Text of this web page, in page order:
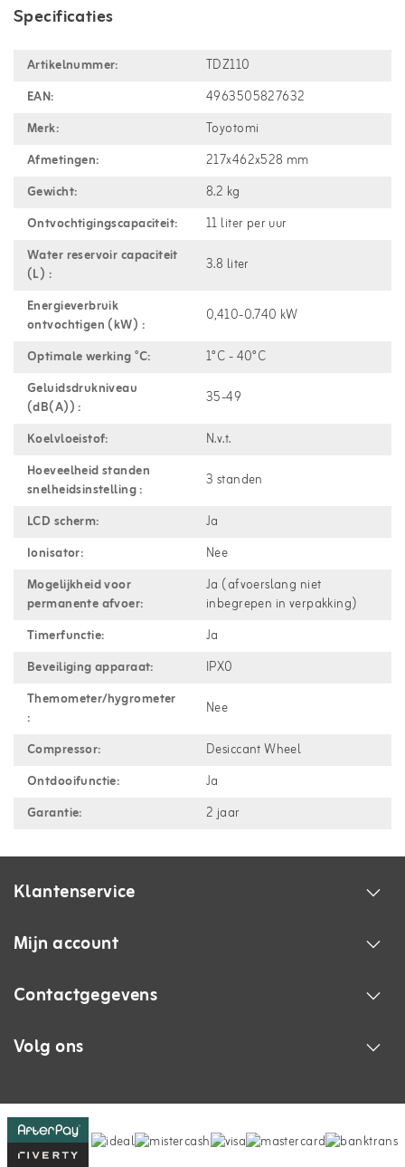
Specificaties
Artikelnummer:
TDZ110
EAN:
4963505827632
Merk:
Toyotomi
Afmetingen:
217x462x528 mm
Gewicht:
8.2 kg
Ontvochtigingscapaciteit:
11 liter per uur
Water reservoir capaciteit
(L) :
3.8 liter
Energieverbruik
ontvochtigen (kW) :
0,410-0.740 kW
Optimale werking °C:
1°C - 40°C
Geluidsdrukniveau
(dB(A)) :
35-49
Koelvloeistof:
N.v.t.
Hoeveelheid standen
snelheidsinstelling :
3 standen
LCD scherm:
Ja
Ionisator:
Nee
Mogelijkheid voor
permanente afvoer:
Ja (afvoerslang niet
inbegrepen in verpakking)
Timerfunctie:
Ja
Beveiliging apparaat:
IPX0
Themometer/hygrometer
:
Nee
Compressor:
Desiccant Wheel
Ontdooifunctie:
Ja
Garantie:
2 jaar
Klantenservice
Mijn account
Contactgegevens
Volg ons